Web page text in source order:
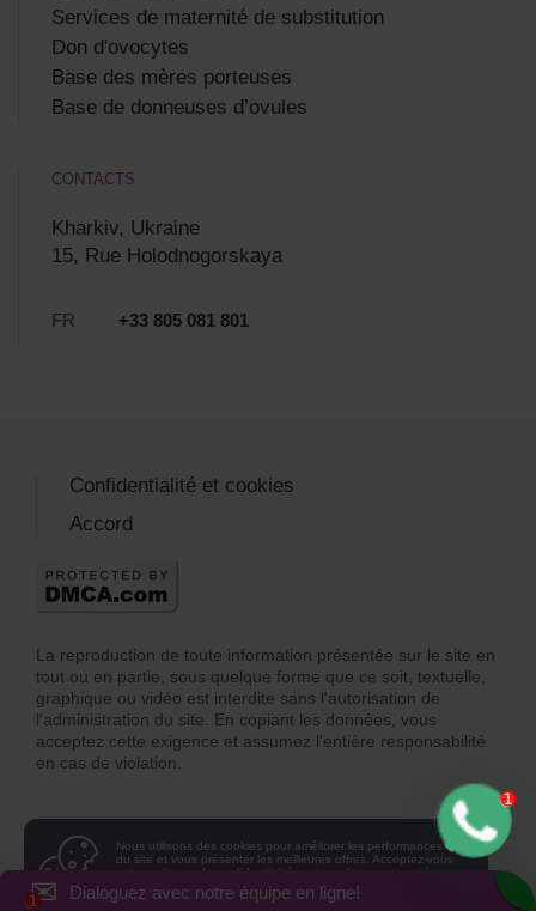
Services de maternité de substitution
Don d'ovocytes
Base des mères porteuses
Base de donneuses d’ovules
CONTACTS
Kharkiv, Ukraine
15, Rue Holodnogorskaya
FR +33 805 081 801
La reproduction de toute information présentée sur le site en
tout ou en partie, sous quelque forme que ce soit, textuelle,
graphique ou vidéo est interdite sans l'autorisation de
l'administration du site. En copiant les données, vous
acceptez cette exigence et assumez l'entière responsabilité
en cas de violation.
Confidentialité et cookies
Accord
Nous utilisons des cookies pour améliorer les performances
du site et vous présenter les meilleures offres. Acceptez-vous
notre
politique de confidentialité, notre politique en matière
de cookies et acceptez-vous les cookies
sur votre appareil?
✉ Dialoguez avec notre équipe en ligne!